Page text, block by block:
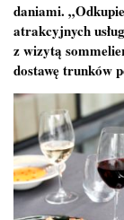
daniami.
atrakcyjnych
z wizytą
dostawę trunków